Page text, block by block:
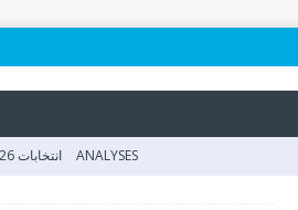
انتخابات 2026 التشريعية: الإطار القانوني لمعالجة المعطيات الشخصية في الحملات الانتخابية بالمغرب
ANALYSES